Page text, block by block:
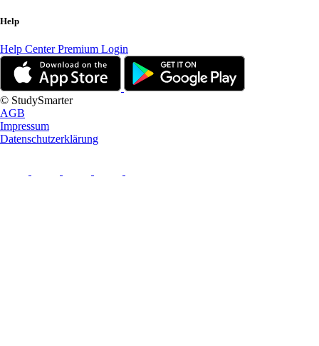
Help
Help CenterPremium Login
© StudySmarter
AGB
Impressum
Datenschutzerklärung